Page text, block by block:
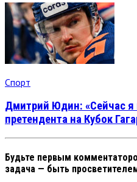
Спорт
Дмитрий Юдин: «Cейчас я
претендента на Кубок
Будьте первым
задача — быть